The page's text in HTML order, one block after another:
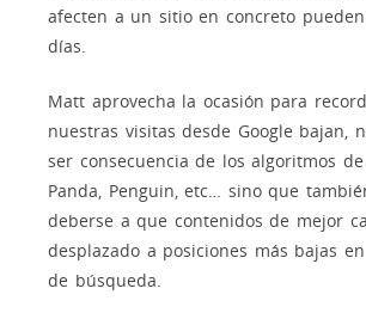
afecten a un sitio en concreto
días.
Matt aprovecha la ocasión para
nuestras visitas desde Google bajan,
ser consecuencia de los algoritmos
Panda, Penguin, etc… sino que
deberse a que contenidos de mejor
desplazado a posiciones más bajas
de búsqueda.